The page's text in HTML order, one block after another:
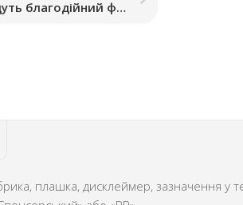
У Запоріжжі проведуть благодійний фотодень для відновлення студії Fotorama
плашка, дисклеймер, зазначення у